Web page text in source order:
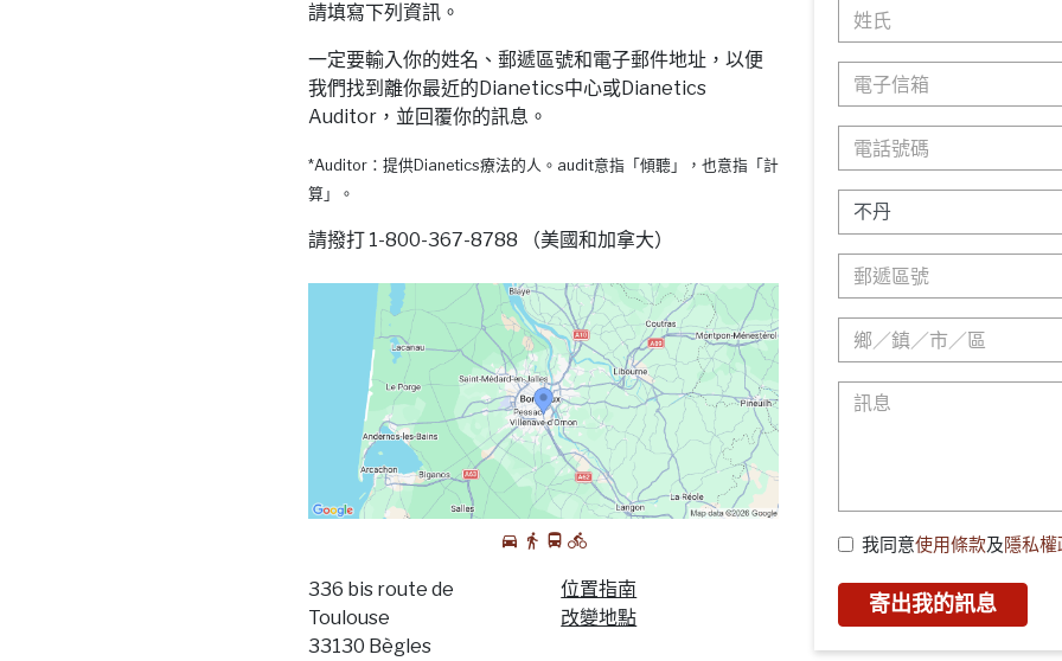
請填寫下列資訊。
一定要輸入你的姓名、郵遞區號和電子郵件地址，以便
我們找到離你最近的Dianetics中心或Dianetics
Auditor，並回覆你的訊息。
*Auditor：提供Dianetics療法的人。audit意指「傾聽」，也意指「計
算」。
請撥打 1-800-367-8788 （美國和加拿大）
336 bis route de
Toulouse
33130 Bègles
位置指南
改變地點
我同意使用條款及隱私權
寄出我的訊息